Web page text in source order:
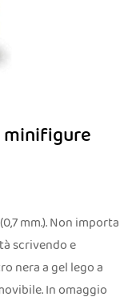
minifigure
mm.). Non importa
scrivendo e
nera a gel lego a
In omaggio